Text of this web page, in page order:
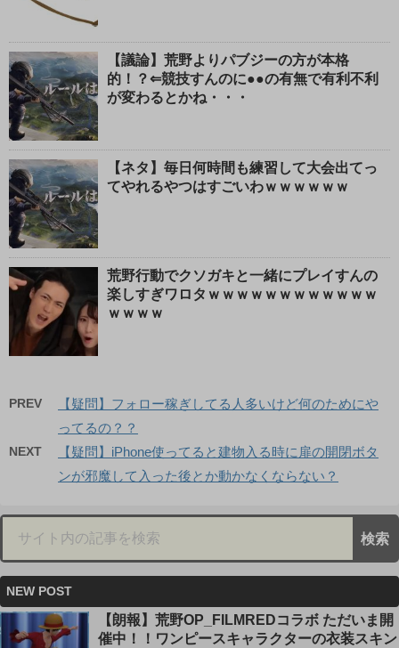
【議論】荒野よりパブジーの方が本格
的！？⇐競技すんのに●●の有無で有利不利
が変わるとかね・・・
【ネタ】毎日何時間も練習して大会出てっ
てやれるやつはすごいわｗｗｗｗｗｗ
荒野行動でクソガキと一緒にプレイすんの
楽しすぎワロタｗｗｗｗｗｗｗｗｗｗｗｗ
ｗｗｗｗ
PREV
【疑問】フォロー稼ぎしてる人多いけど何のためにや
ってるの？？
NEXT
【疑問】iPhone使ってると建物入る時に扉の開閉ボタ
ンが邪魔して入った後とか動かなくならない？
NEW POST
【朗報】荒野OP_FILMREDコラボ ただいま開
催中！！ワンピースキャラクターの衣装スキン